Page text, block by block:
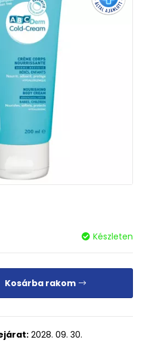
Készleten
Kosárba rakom
2028. 09. 30.